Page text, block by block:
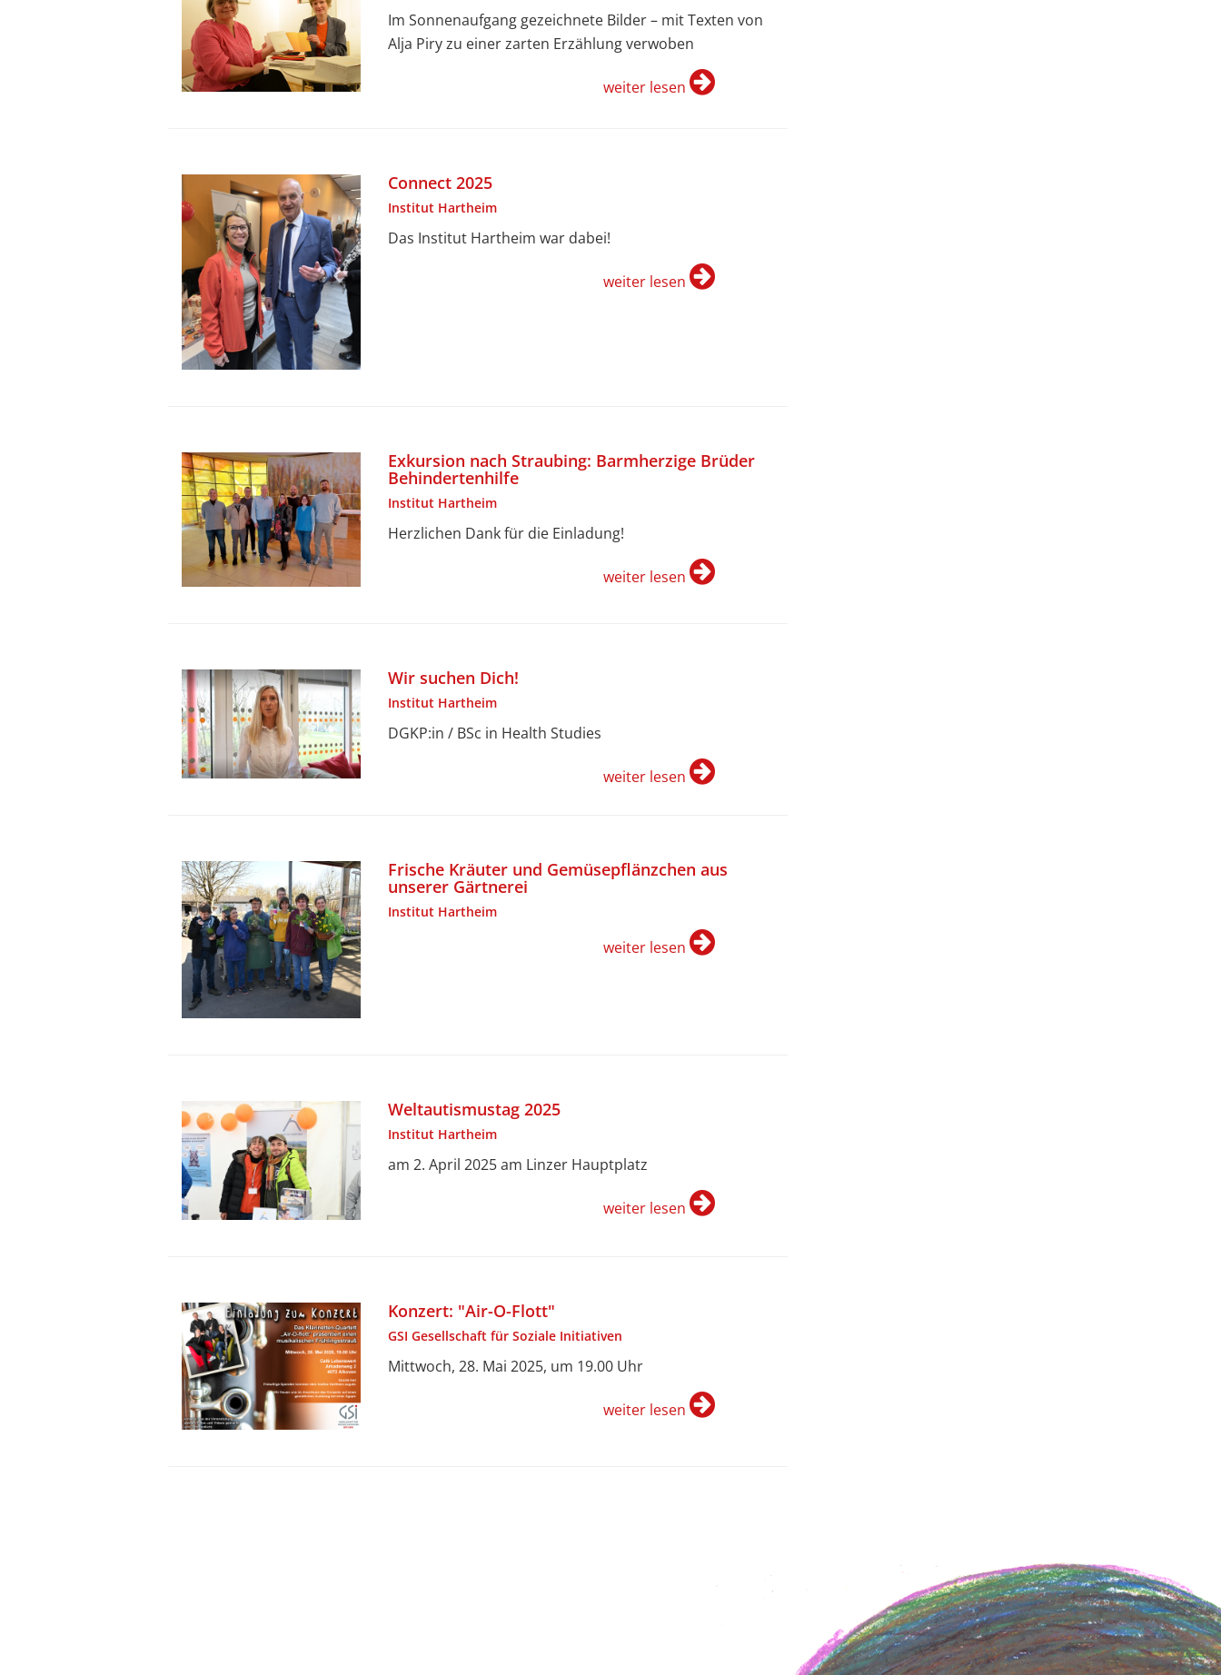
Im Sonnenaufgang gezeichnete Bilder – mit Texten von
Alja Piry zu einer zarten Erzählung verwoben
weiter lesen
Connect 2025
Institut Hartheim
Das Institut Hartheim war dabei!
weiter lesen
Exkursion nach Straubing: Barmherzige Brüder
Behindertenhilfe
Institut Hartheim
Herzlichen Dank für die Einladung!
weiter lesen
Wir suchen Dich!
Institut Hartheim
DGKP:in / BSc in Health Studies
weiter lesen
Frische Kräuter und Gemüsepflänzchen aus
unserer Gärtnerei
Institut Hartheim
weiter lesen
Weltautismustag 2025
Institut Hartheim
am 2. April 2025 am Linzer Hauptplatz
weiter lesen
Konzert: "Air-O-Flott"
GSI Gesellschaft für Soziale Initiativen
Mittwoch, 28. Mai 2025, um 19.00 Uhr
weiter lesen